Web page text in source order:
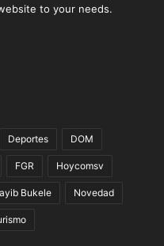
to your needs.
Deportes DOM
FGR Hoycomsv
Bukele Novedad